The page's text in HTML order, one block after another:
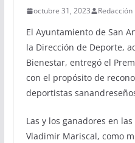
octubre 31, 2023 Redacción
El Ayuntamiento de San
la Dirección de Deporte,
Bienestar, entregó el
con el propósito de
deportistas
Las y los ganadores en
Vladimir Mariscal, como